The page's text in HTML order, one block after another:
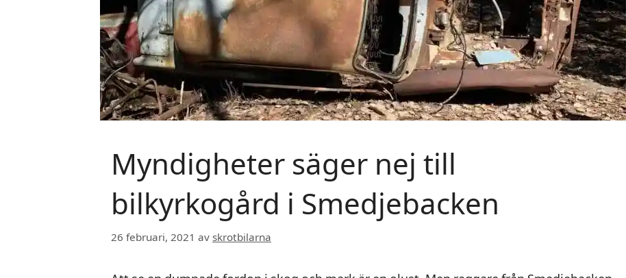
Myndigheter säger nej till
bilkyrkogård i Smedjebacken
26 februari, 2021 av skrotbilarna